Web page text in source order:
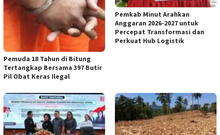
Pemuda 18 Tahun di Bitung
Tertangkap Bersama 397 Butir
Pil Obat Keras Ilegal
Pemkab Minut Arahkan
Anggaran 2026-2027 untuk
Percepat Transformasi dan
Perkuat Hub Logistik